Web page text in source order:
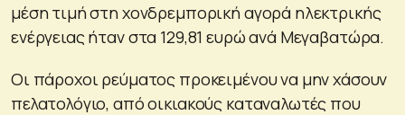
μέση τιμή στη χονδρεμπορική αγορά ηλεκτρικής
ενέργειας ήταν στα 129,81 ευρώ ανά Μεγαβατώρα.
Οι πάροχοι ρεύματος προκειμένου να μην χάσουν
πελατολόγιο, από οικιακούς καταναλωτές που